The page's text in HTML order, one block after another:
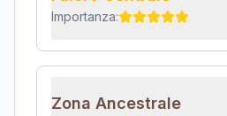
Importanza:
Zona Ancestrale